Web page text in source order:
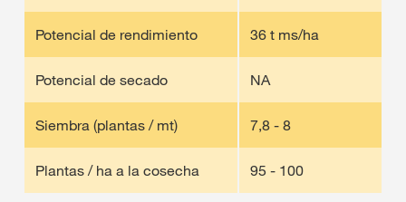
Potencial de rendimiento 36 t ms/ha
Potencial de secado NA
Siembra (plantas / mt) 7,8 - 8
Plantas / ha a la cosecha 95 - 100